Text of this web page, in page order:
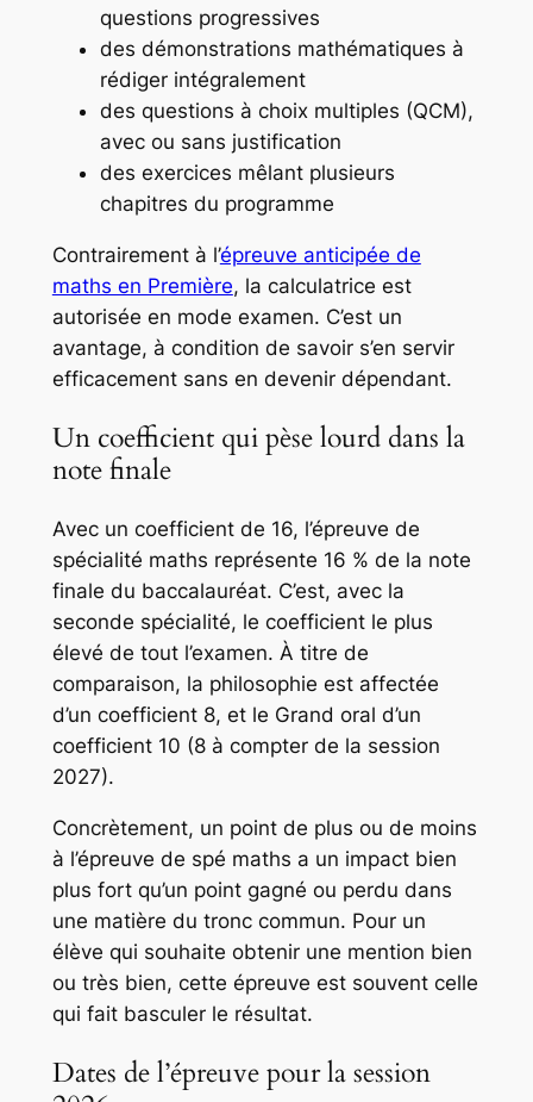
questions progressives
des démonstrations mathématiques à
rédiger intégralement
des questions à choix multiples (QCM),
avec ou sans justification
des exercices mêlant plusieurs
chapitres du programme
Contrairement à l’épreuve anticipée de
maths en Première, la calculatrice est
autorisée en mode examen. C’est un
avantage, à condition de savoir s’en servir
efficacement sans en devenir dépendant.
Un coefficient qui pèse lourd dans la
note finale
Avec un coefficient de 16, l’épreuve de
spécialité maths représente 16 % de la note
finale du baccalauréat. C’est, avec la
seconde spécialité, le coefficient le plus
élevé de tout l’examen. À titre de
comparaison, la philosophie est affectée
d’un coefficient 8, et le Grand oral d’un
coefficient 10 (8 à compter de la session
2027).
Concrètement, un point de plus ou de moins
à l’épreuve de spé maths a un impact bien
plus fort qu’un point gagné ou perdu dans
une matière du tronc commun. Pour un
élève qui souhaite obtenir une mention bien
ou très bien, cette épreuve est souvent celle
qui fait basculer le résultat.
Dates de l’épreuve pour la session